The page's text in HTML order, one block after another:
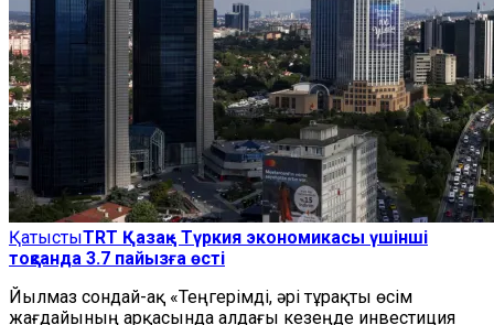
ҚатыстыTRT Қазақ - Түркия экономикасы үшінші
тоқсанда 3.7 пайызға өсті
Йылмаз сондай-ақ «Теңгерімді, әрі тұрақты өсім
жағдайының арқасында алдағы кезеңде инвестиция